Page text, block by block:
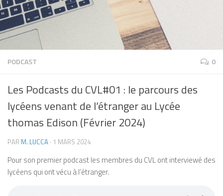
PODCAST 0
Les Podcasts du CVL#01 : le parcours des
lycéens venant de l’étranger au Lycée
thomas Edison (Février 2024)
PAR M. LUCCA · 1 MARS 2024
Pour son premier podcast les membres du CVL ont interviewé des
lycéens qui ont vécu à l’étranger.